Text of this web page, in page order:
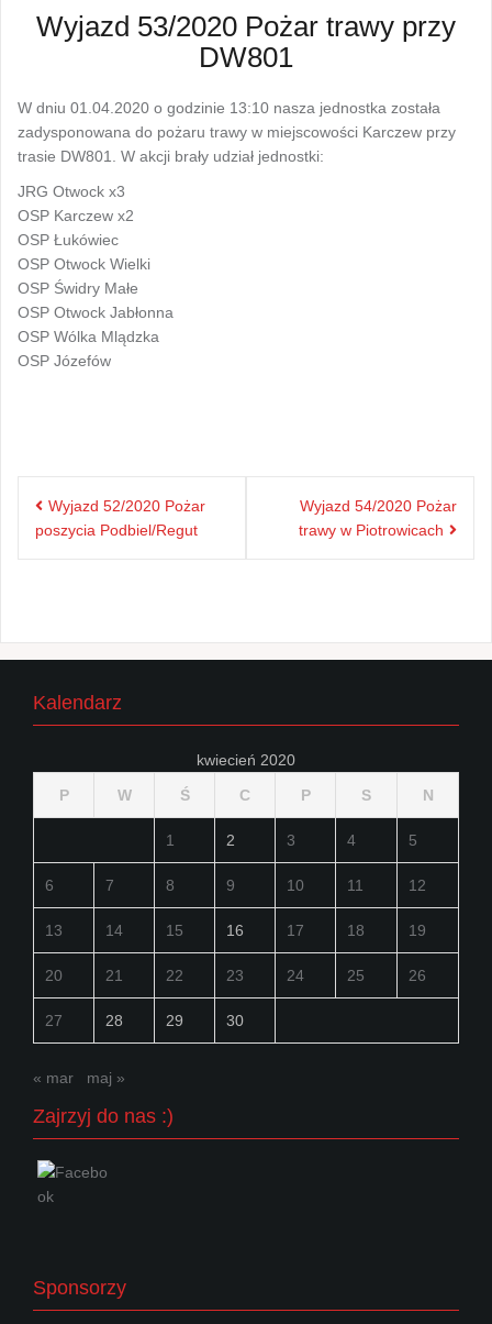
Wyjazd 53/2020 Pożar trawy przy
DW801
W dniu 01.04.2020 o godzinie 13:10 nasza jednostka została
zadysponowana do pożaru trawy w miejscowości Karczew przy
trasie DW801. W akcji brały udział jednostki:
JRG Otwock x3
OSP Karczew x2
OSP Łukówiec
OSP Otwock Wielki
OSP Świdry Małe
OSP Otwock Jabłonna
OSP Wólka Mlądzka
OSP Józefów
Nawigacja
wpisu
Wyjazd 52/2020 Pożar
poszycia Podbiel/Regut
Wyjazd 54/2020 Pożar
trawy w Piotrowicach
Kalendarz
kwiecień 2020
P
W Ś C P S N
1 2 3 4 5
6 7 8 9 10 11 12
13 14 15 16 17 18 19
20 21 22 23 24 25 26
27 28 29 30
« mar maj »
Zajrzyj do nas :)
Sponsorzy